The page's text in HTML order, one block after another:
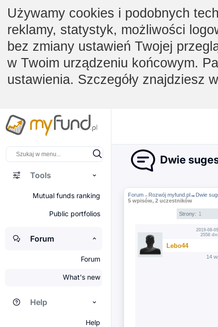
Używamy cookies i podobnych
reklamy, statystyk, możliwości
bez zmiany ustawień Twojej
w Twoim urządzeniu końcowym.
ustawienia. Szczegóły znajdziesz
Tools
Mutual funds ranking
Public portfolios
Forum
Forum
What's new
Help
Help
Dwie
Forum→ Rozwój myfund.pl→ Dwie
5 wpisów, 2 uczestników
Strony: 1
2019-08-
2558
Lebo44
14